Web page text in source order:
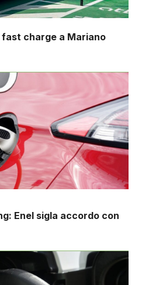
charge a Mariano
Enel sigla accordo con